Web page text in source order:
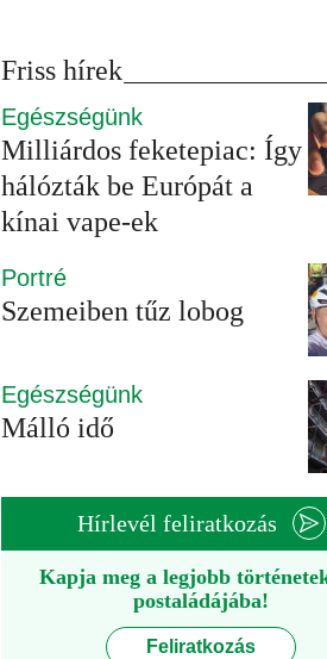
Friss hírek
Egészségünk
Milliárdos feketepiac: Így
hálózták be Európát a
kínai vape-ek
Portré
Szemeiben tűz lobog
Egészségünk
Málló idő
Hírlevél feliratkozás
Kapja meg a legjobb
postaládájába!
Feliratkozás